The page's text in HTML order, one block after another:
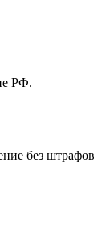
РФ.
без штрафов